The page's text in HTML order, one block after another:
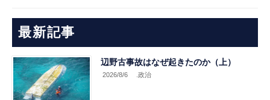
最新記事
辺野古事故はなぜ起きたのか（上）
2026/8/6 .政治